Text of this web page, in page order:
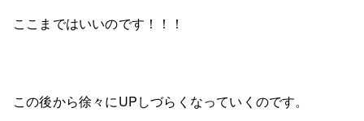
ここまではいいのです！！！
この後から徐々にUPしづらくなっていくのです。